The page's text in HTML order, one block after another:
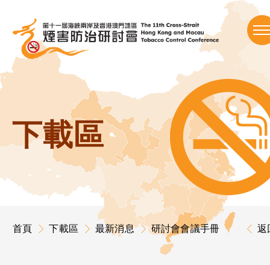
到
內
容
下載區
首頁 下載區 最新消息 研討會會議手冊 返